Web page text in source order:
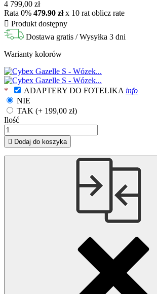
4 799,00 zł
Rata 0% 479.90 złx 10 rat oblicz rate
 Produkt dostępny
Dostawa gratis / Wysyłka 3 dni
Warianty kolorów
* ADAPTERY DO FOTELIKA info
NIE
TAK (+ 199,00 zł)
Ilość
 Dodaj do koszyka